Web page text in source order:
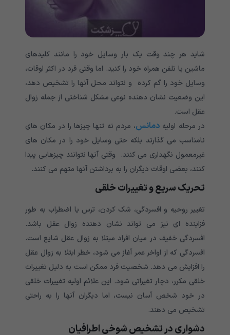
شاید هر چند وقت یک بار وسایل خود را مانند کلیدهای
ماشین یا تلفن همراه خود را کنید. اما وقتی فرد در اکثر اوقات،
وسایل خود را گم کرده و نتواند محل آنها را تشخیص دهد،
این وضعیت نشان دهنده نوعی مشکل شناختی از جمله زوال
عقل است.
در مرحله اولیه دمانس، مردم نه تنها چیزها را در مکان های
نامناسب می گذارند بلکه حتی وسایل خود را در مکان های
غیرمعمول نگهداری می کنند. وقتی آنها نتوانند چیزهایی پیدا
کنند، بعضی اوقات دیگران را به برداشتن آنها متهم می کنند.
تحریک سریع و تغییرات خلقی
تغییر روحیه و افسردگی، شک کردن، ترس یا اضطراب به طور
فزاینده ای نیز می تواند نشان دهنده زوال عقل باشد.
افسردگی خفیف در میان افراد مبتلا به زوال عقل شایع است.
افسردگی که از اواخر عمر آغاز می شود، خطر ابتلا به زوال عقل
را افزایش می دهد. شخصیت فرد ممکن است به دلیل تغییرات
خلقی مکرر، دچار تغیراتی شود. این علائم اولیه تغییرات خلقی
در خود شخص آسان نیست، اما دیگران آنها را به راحتی
تشخیص می دهند.
دشواری در تشخیص شوخی اطرافیان